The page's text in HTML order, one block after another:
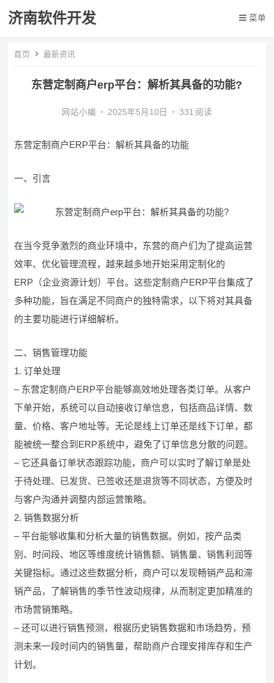
济南软件开发 菜单
首页 最新资讯
东营定制商户erp平台：解析其具备的功能?
网站小编 • 2025年5月10日 • 331 阅读
东营定制商户ERP平台：解析其具备的功能
一、引言
在当今竞争激烈的商业环境中，东营的商户们为了提高运营
效率、优化管理流程，越来越多地开始采用定制化的
ERP（企业资源计划）平台。这些定制商户ERP平台集成了
多种功能，旨在满足不同商户的独特需求，以下将对其具备
的主要功能进行详细解析。
二、销售管理功能
1. 订单处理
– 东营定制商户ERP平台能够高效地处理各类订单。从客户
下单开始，系统可以自动接收订单信息，包括商品详情、数
量、价格、客户地址等。无论是线上订单还是线下订单，都
能被统一整合到ERP系统中，避免了订单信息分散的问题。
– 它还具备订单状态跟踪功能，商户可以实时了解订单是处
于待处理、已发货、已签收还是退货等不同状态，方便及时
与客户沟通并调整内部运营策略。
2. 销售数据分析
– 平台能够收集和分析大量的销售数据。例如，按产品类
别、时间段、地区等维度统计销售额、销售量、销售利润等
关键指标。通过这些数据分析，商户可以发现畅销产品和滞
销产品，了解销售的季节性波动规律，从而制定更加精准的
市场营销策略。
– 还可以进行销售预测，根据历史销售数据和市场趋势，预
测未来一段时间内的销售量，帮助商户合理安排库存和生产
计划。